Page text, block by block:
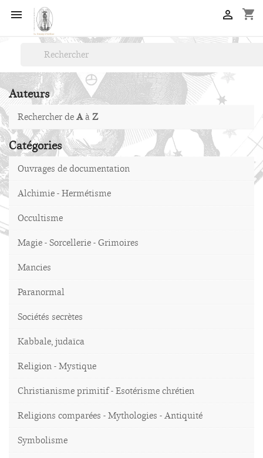
 shopping_cart

Auteurs
Rechercher deAàZ
Catégories
Ouvrages de documentation
Alchimie - Hermétisme
Occultisme
Magie - Sorcellerie - Grimoires
Mancies
Paranormal
Sociétés secrètes
Kabbale, judaïca
Religion - Mystique
Christianisme primitif - Esotérisme chrétien
Religions comparées - Mythologies - Antiquité
Symbolisme